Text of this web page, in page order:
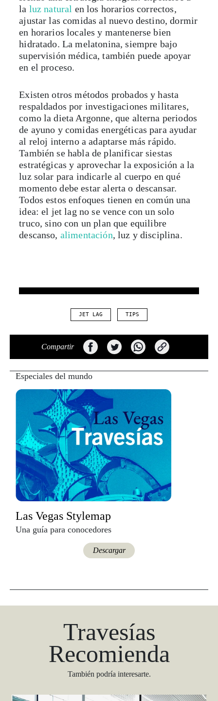
la luz natural en los horarios correctos,
ajustar las comidas al nuevo destino, dormir
en horarios locales y mantenerse bien
hidratado. La melatonina, siempre bajo
supervisión médica, también puede apoyar
en el proceso.
Existen otros métodos probados y hasta
respaldados por investigaciones militares,
como la dieta Argonne, que alterna periodos
de ayuno y comidas energéticas para ayudar
al reloj interno a adaptarse más rápido.
También se habla de planificar siestas
estratégicas y aprovechar la exposición a la
luz solar para indicarle al cuerpo en qué
momento debe estar alerta o descansar.
Todos estos enfoques tienen en común una
idea: el jet lag no se vence con un solo
truco, sino con un plan que equilibre
descanso, alimentación, luz y disciplina.
JET LAG TIPS
Compartir
Especiales del mundo
Las Vegas Stylemap
Una guía para conocedores
Descargar
Travesías
Recomienda
También podría interesarte.